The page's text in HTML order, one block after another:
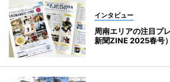
インタビュー
周南エリアの注目プ
新聞ZINE 2025春号）